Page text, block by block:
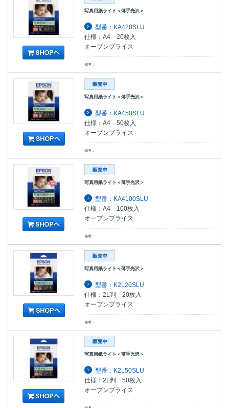
写真用紙ライト＜薄手光沢＞
型番：KA420SLU
仕様：A4 20枚入
オープンプライス
備考：
写真用紙ライト＜薄手光沢＞
型番：KA450SLU
仕様：A4 50枚入
オープンプライス
備考：
写真用紙ライト＜薄手光沢＞
型番：KA4100SLU
仕様：A4 100枚入
オープンプライス
備考：
写真用紙ライト＜薄手光沢＞
型番：K2L20SLU
仕様：2L判 20枚入
オープンプライス
備考：
写真用紙ライト＜薄手光沢＞
型番：K2L50SLU
仕様：2L判 50枚入
オープンプライス